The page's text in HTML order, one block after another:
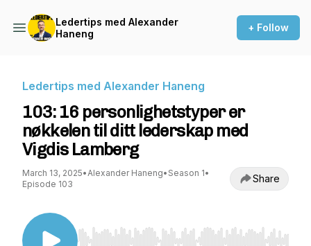
Ledertips med Alexander
Haneng
+ Follow
Ledertips med Alexander Haneng
103: 16 personlighetstyper er
nøkkelen til ditt lederskap med
Vigdis Lamberg
March 13, 2025•Alexander Haneng• Season 1•
Episode 103
Share